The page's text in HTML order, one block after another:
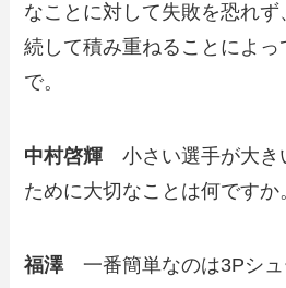
なことに対して失敗を恐れ
続して積み重ねることによ
で。
中村啓輝 小さい選手が大き
ために大切なことは何ですか
福澤 一番簡単なのは3Pシュ